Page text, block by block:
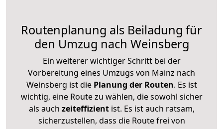
Routenplanung als Beiladung für
den Umzug nach Weinsberg
Ein weiterer wichtiger Schritt bei der
Vorbereitung eines Umzugs von Mainz nach
Weinsberg ist diePlanung der Routen. Es ist
wichtig, eine Route zu wählen, die sowohl sicher
als auch zeiteffizientist. Es ist auch ratsam,
sicherzustellen, dass die Route frei von